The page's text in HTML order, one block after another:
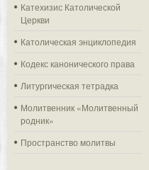
Катехизис Католической
Церкви
Католическая энциклопедия
Кодекс канонического права
Литургическая тетрадка
Молитвенник «Молитвенный
родник»
Пространство молитвы